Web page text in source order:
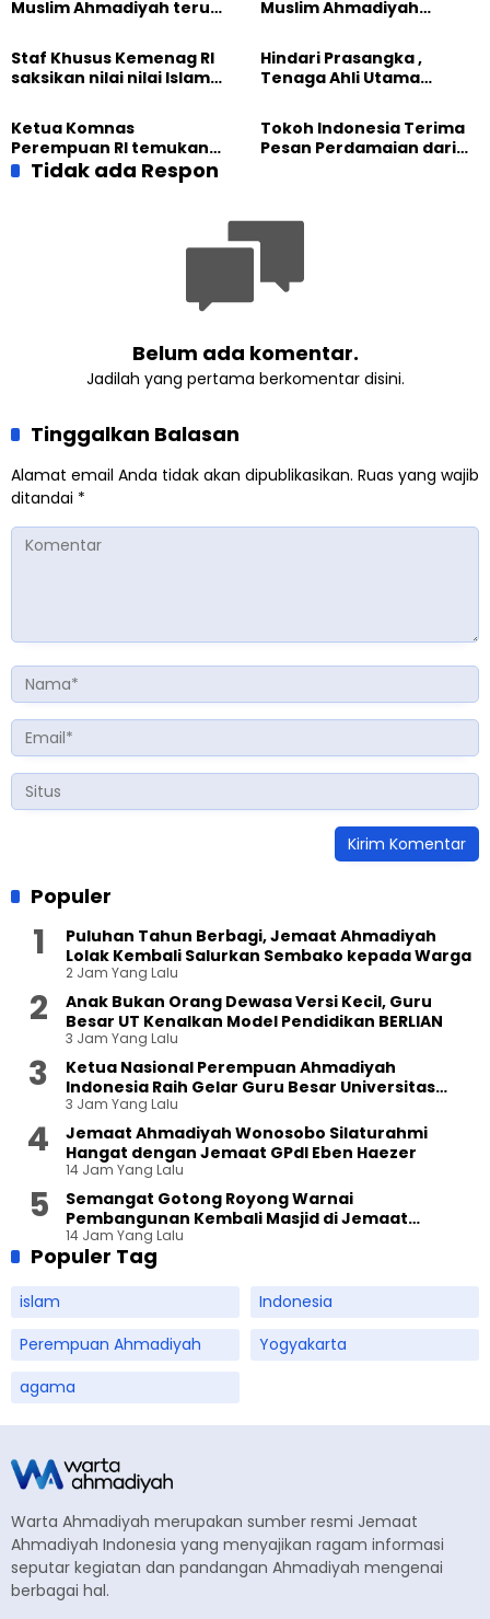
Muslim Ahmadiyah terus
Kemanusiaan Global
Muslim Ahmadiyah
Dunia dari “Infrastruktur
Kemanusiaan”
Staf Khusus Kemenag RI
saksikan nilai nilai Islam
Internasional Muslim
Ahmadiyah UK 2026
Hindari Prasangka ,
Tenaga Ahli Utama
fakta langsung
kehidupan Muslim
Ahmadiyah di Inggris
Ketua Komnas
Perempuan RI temukan
optimisme
Tokoh Indonesia Terima
Pesan Perdamaian dari
Tidak ada Respon
Belum ada komentar.
Jadilah yang pertama berkomentar disini.
Tinggalkan Balasan
Alamat email Anda tidak akan dipublikasikan. Ruas yang wajib
ditandai *
Populer
Puluhan Tahun Berbagi, Jemaat Ahmadiyah
Lolak Kembali Salurkan Sembako kepada Warga
2 Jam Yang Lalu
Anak Bukan Orang Dewasa Versi Kecil, Guru
Besar UT Kenalkan Model Pendidikan BERLIAN
3 Jam Yang Lalu
Ketua Nasional Perempuan Ahmadiyah
Indonesia Raih Gelar Guru Besar Universitas
Terbuka
3 Jam Yang Lalu
Jemaat Ahmadiyah Wonosobo Silaturahmi
Hangat dengan Jemaat GPdI Eben Haezer
14 Jam Yang Lalu
Semangat Gotong Royong Warnai
Pembangunan Kembali Masjid di Jemaat
Ahmadiyah Sukapura
14 Jam Yang Lalu
Populer Tag
islam
Indonesia
Perempuan Ahmadiyah
Yogyakarta
agama
Warta Ahmadiyah merupakan sumber resmi Jemaat
Ahmadiyah Indonesia yang menyajikan ragam informasi
seputar kegiatan dan pandangan Ahmadiyah mengenai
berbagai hal.